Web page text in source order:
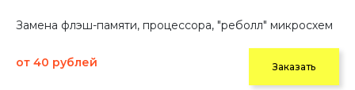
Замена флэш-памяти, процессора, "реболл" микросхем
от 40 рублей Заказать